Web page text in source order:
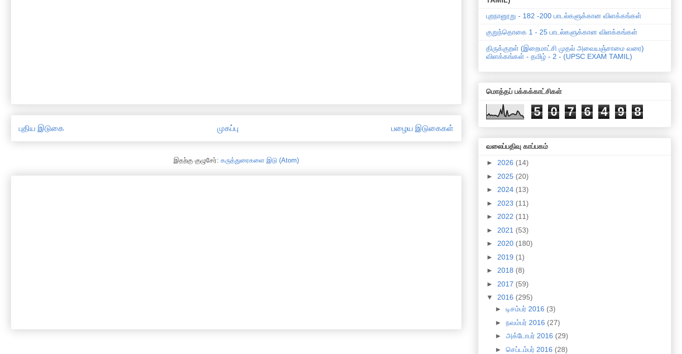
புதிய இடுகை பழைய இடுகைகள்
முகப்பு
இதற்கு குழுசேர்: கருத்துரைகளை இடு (Atom)
புறநானூறு - 182 -200 பாடல்களுக்கான விளக்கங்கள்
குறுந்தொகை 1 - 25 பாடல்களுக்கான விளக்கங்கள்
திருக்குறள் (இறைமாட்சி முதல் அவையஞ்சாமை வரை)
விளக்கங்கள் - தமிழ் - 2 - (UPSC EXAM TAMIL)
மொத்தப் பக்கக்காட்சிகள்
5 0 7 6 4 9 8
வலைப்பதிவு காப்பகம்
► 2026 (14)
► 2025 (20)
► 2024 (13)
► 2023 (11)
► 2022 (11)
► 2021 (53)
► 2020 (180)
► 2019 (1)
► 2018 (8)
► 2017 (59)
▼ 2016 (295)
► டிசம்பர் 2016 (3)
► நவம்பர் 2016 (27)
► அக்டோபர் 2016 (29)
► செப்டம்பர் 2016 (28)